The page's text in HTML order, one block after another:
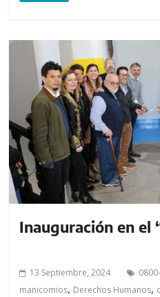
Inauguración en el
13 Septiembre, 2024
manicomios, Derechos Humanos,